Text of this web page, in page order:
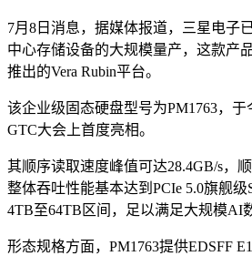
7月8日消息，据媒体报道，三星电子
中心存储设备的大规模量产，这款产
推出的Vera Rubin平台。
该企业级固态硬盘型号为PM1763，
GTC大会上首度亮相。
其顺序读取速度峰值可达28.4GB/s，
整体吞吐性能基本达到PCIe 5.0旗舰
4TB至64TB区间，足以满足大规模AI
形态规格方面，PM1763提供EDSFF